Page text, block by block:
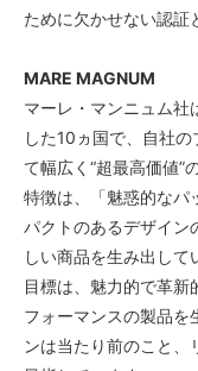
ために欠かせない認証
MARE MAGNUM
マーレ・マンニュム社
した10ヵ国で、自社
て幅広く“超最高価値”
特徴は、「魅惑的なパ
パクトのあるデザイン
しい商品を生み出し
目標は、魅力的で革
フォーマンスの製品を
ンは当たり前のこと、